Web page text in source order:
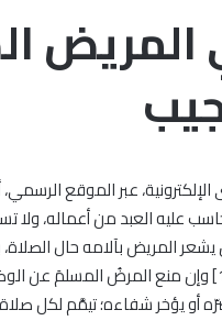
الإلكترونية، عبر الموقع
عليه العبد من أعماله،
بآلامه حال الصلاة، بل
وَلَا يُرِيدُ بِكُمُ الْعُسْرَ}. [البقرة: 185] وإن
أو يؤخر شفاءه؛ تيمَّم لكل
تفتح
باب
لحج
القرعة
2027..
المواعيد
وطرق
التسجيل
والشروط
الخميس, 6 أغسطس 2026
الداخلية تفتح
القرعة
التسجيل